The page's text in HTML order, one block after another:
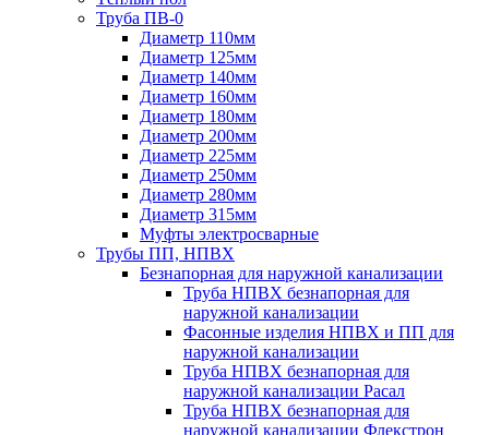
Труба ПВ-0
Диаметр 110мм
Диаметр 125мм
Диаметр 140мм
Диаметр 160мм
Диаметр 180мм
Диаметр 200мм
Диаметр 225мм
Диаметр 250мм
Диаметр 280мм
Диаметр 315мм
Муфты электросварные
Трубы ПП, НПВХ
Безнапорная для наружной канализации
Труба НПВХ безнапорная для
наружной канализации
Фасонные изделия НПВХ и ПП для
наружной канализации
Труба НПВХ безнапорная для
наружной канализации Расал
Труба НПВХ безнапорная для
наружной канализации Флекстрон